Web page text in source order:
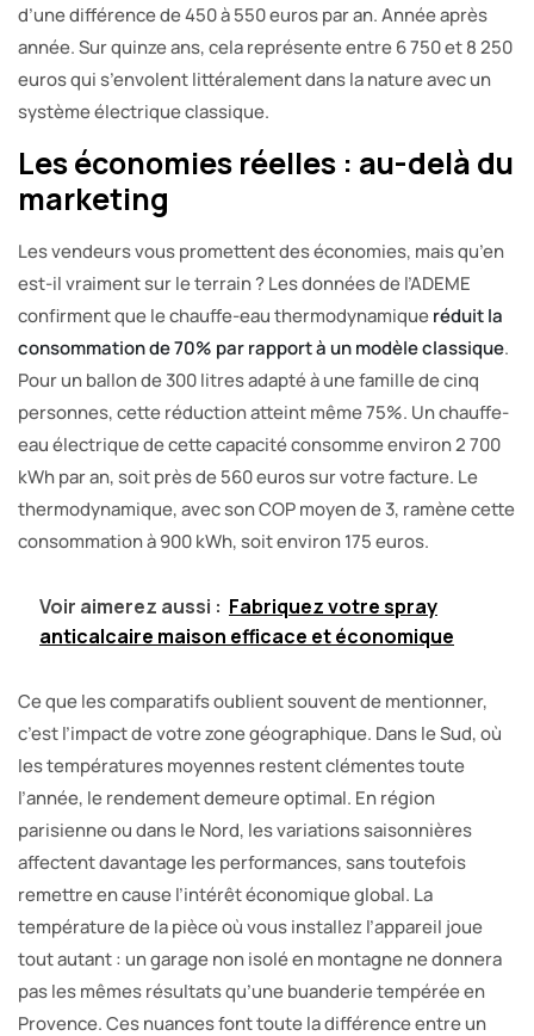
d’une différence de 450 à 550 euros par an. Année après
année. Sur quinze ans, cela représente entre 6 750 et 8 250
euros qui s’envolent littéralement dans la nature avec un
système électrique classique.
Les économies réelles : au-delà du
marketing
Les vendeurs vous promettent des économies, mais qu’en
est-il vraiment sur le terrain ? Les données de l’ADEME
confirment que le chauffe-eau thermodynamiqueréduit la
consommation de 70% par rapport à un modèle classique.
Pour un ballon de 300 litres adapté à une famille de cinq
personnes, cette réduction atteint même 75%. Un chauffe-
eau électrique de cette capacité consomme environ 2 700
kWh par an, soit près de 560 euros sur votre facture. Le
thermodynamique, avec son COP moyen de 3, ramène cette
consommation à 900 kWh, soit environ 175 euros.
Voir aimerez aussi : Fabriquez votre spray
anticalcaire maison efficace et économique
Ce que les comparatifs oublient souvent de mentionner,
c’est l’impact de votre zone géographique. Dans le Sud, où
les températures moyennes restent clémentes toute
l’année, le rendement demeure optimal. En région
parisienne ou dans le Nord, les variations saisonnières
affectent davantage les performances, sans toutefois
remettre en cause l’intérêt économique global. La
température de la pièce où vous installez l’appareil joue
tout autant : un garage non isolé en montagne ne donnera
pas les mêmes résultats qu’une buanderie tempérée en
Provence. Ces nuances font toute la différence entre un